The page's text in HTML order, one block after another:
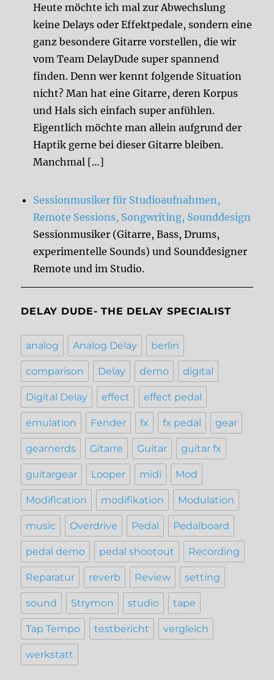
Heute möchte ich mal zur Abwechslung
keine Delays oder Effektpedale, sondern eine
ganz besondere Gitarre vorstellen, die wir
vom Team DelayDude super spannend
finden. Denn wer kennt folgende Situation
nicht? Man hat eine Gitarre, deren Korpus
und Hals sich einfach super anfühlen.
Eigentlich möchte man allein aufgrund der
Haptik gerne bei dieser Gitarre bleiben.
Manchmal […]
Sessionmusiker für Studioaufnahmen,
Remote Sessions, Songwriting, Sounddesign
Sessionmusiker (Gitarre, Bass, Drums,
experimentelle Sounds) und Sounddesigner
Remote und im Studio.
DELAY DUDE- THE DELAY SPECIALIST
analog Analog Delay berlin
comparison Delay demo digital
Digital Delay effect effect pedal
emulation Fender fx fx pedal gear
gearnerds Gitarre Guitar guitar fx
guitargear Looper midi Mod
Modification modifikation Modulation
music Overdrive Pedal Pedalboard
pedal demo pedal shootout Recording
Reparatur reverb Review setting
sound Strymon studio tape
Tap Tempo testbericht vergleich
werkstatt